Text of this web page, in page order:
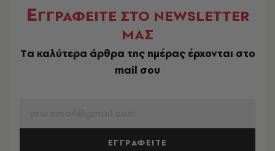
ΕΓΓΡΑΦΕΙΤΕ ΣΤΟ NEWSLETTER
ΜΑΣ
Tα καλύτερα άρθρα της ημέρας έρχονται στο
mail σου
ΕΓΓΡΑΦΕΙΤΕ